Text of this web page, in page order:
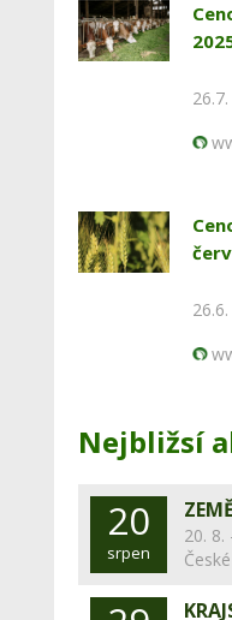
Nejbližsí
20
srpen
20. 8.